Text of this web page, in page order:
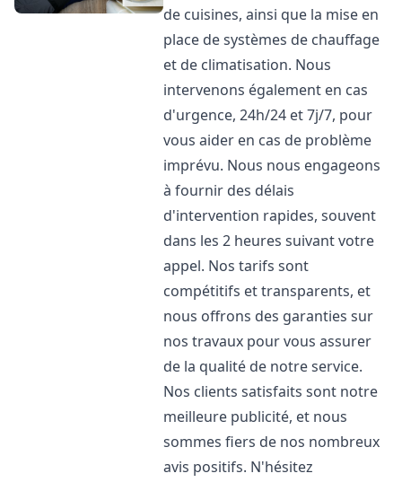
de cuisines, ainsi que la mise en
place de systèmes de chauffage
et de climatisation. Nous
intervenons également en cas
d'urgence, 24h/24 et 7j/7, pour
vous aider en cas de problème
imprévu. Nous nous engageons
à fournir des délais
d'intervention rapides, souvent
dans les 2 heures suivant votre
appel. Nos tarifs sont
compétitifs et transparents, et
nous offrons des garanties sur
nos travaux pour vous assurer
de la qualité de notre service.
Nos clients satisfaits sont notre
meilleure publicité, et nous
sommes fiers de nos nombreux
avis positifs. N'hésitez